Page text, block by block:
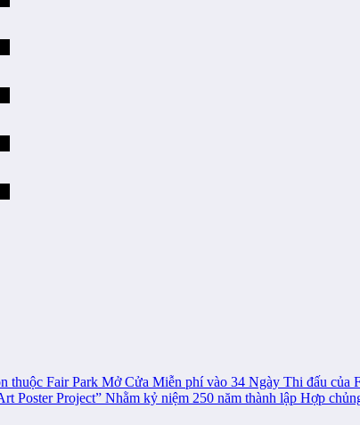
Fair Park Mở Cửa Miễn phí vào 34 Ngày Thi đấu của
Poster Project” Nhằm kỷ niệm 250 năm thành lập Hợp